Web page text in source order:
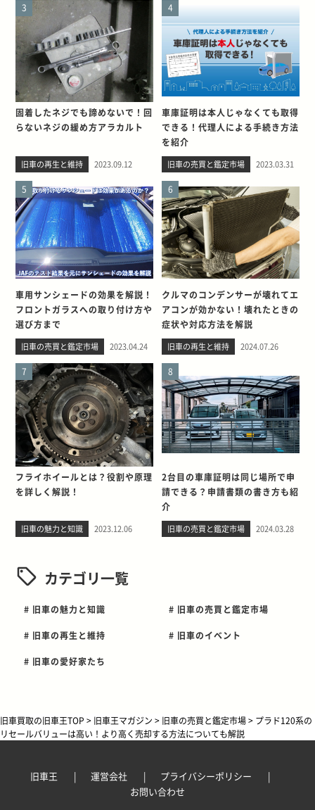
3
固着したネジでも諦めないで！回
らないネジの緩め方アラカルト
旧車の再生と維持 2023.09.12
4
車庫証明は本人じゃなくても取得
できる！代理人による手続き方法
を紹介
旧車の売買と鑑定市場 2023.03.31
5
車用サンシェードの効果を解説！
フロントガラスへの取り付け方や
選び方まで
旧車の売買と鑑定市場 2023.04.24
6
クルマのコンデンサーが壊れてエ
アコンが効かない！壊れたときの
症状や対応方法を解説
旧車の再生と維持 2024.07.26
7
フライホイールとは？役割や原理
を詳しく解説！
旧車の魅力と知識 2023.12.06
8
2台目の車庫証明は同じ場所で申
請できる？申請書類の書き方も紹
介
旧車の売買と鑑定市場 2024.03.28
カテゴリ一覧
# 旧車の魅力と知識 # 旧車の売買と鑑定市場
# 旧車の再生と維持 # 旧車のイベント
# 旧車の愛好家たち
旧車買取の旧車王TOP > 旧車王マガジン > 旧車の売買と鑑定市場> プラド120系の
リセールバリューは高い！より高く売却する方法についても解説
旧車王 運営会社
プライバシーポリシー
お問い合わせ